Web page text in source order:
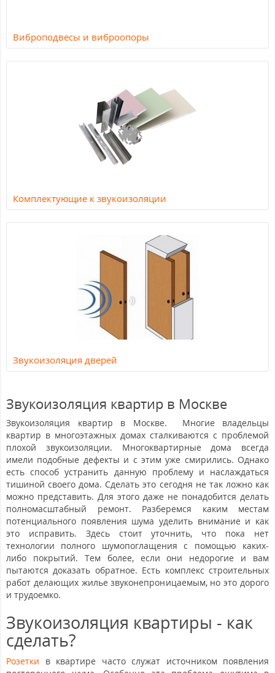
Виброподвесы и виброопоры
Комплектующие к звукоизоляции
Звукоизоляция дверей
Звукоизоляция квартир в Москве
Звукоизоляция квартир в Москве. Многие владельцы
квартир в многоэтажных домах сталкиваются с проблемой
плохой звукоизоляции. Многоквартирные дома всегда
имели подобные дефекты и с этим уже смирились. Однако
есть способ устранить данную проблему и наслаждаться
тишиной своего дома. Сделать это сегодня не так ложно как
можно представить. Для этого даже не понадобится делать
полномасштабный ремонт. Разберемся каким местам
потенциального появления шума уделить внимание и как
это исправить. Здесь стоит уточнить, что пока нет
технологии полного шумопоглащения с помощью каких-
либо покрытий. Тем более, если они недорогие и вам
пытаются доказать обратное. Есть комплекс строительных
работ делающих жилье звуконепроницаемым, но это дорого
и трудоемко.
Звукоизоляция квартиры - как
сделать?
Розетки в квартире часто служат источником появления